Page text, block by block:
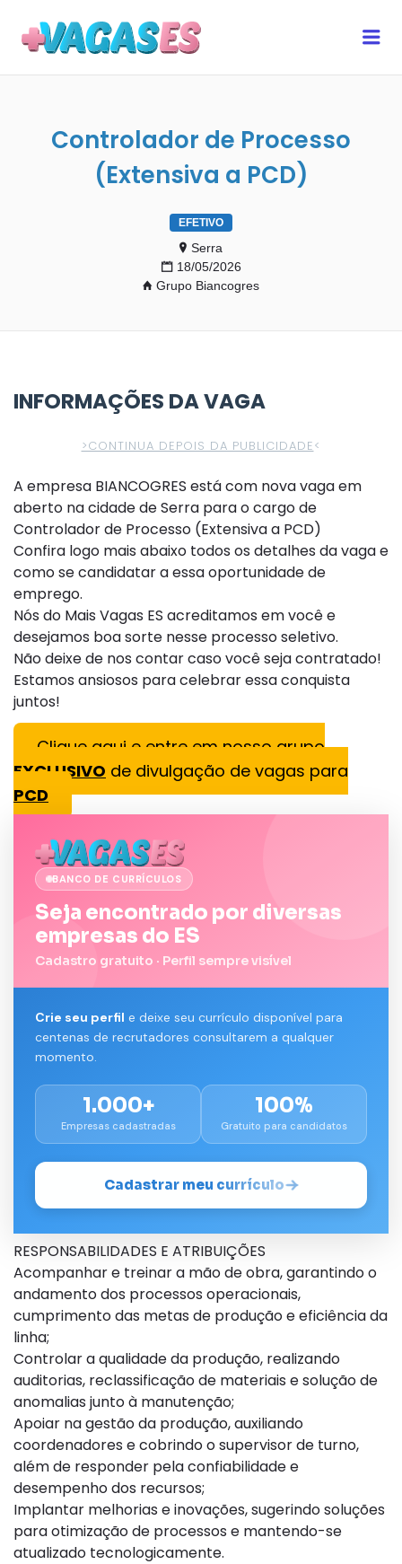
Controlador de Processo
(Extensiva a PCD)
EFETIVO
Serra
18/05/2026
Grupo Biancogres
INFORMAÇÕES DA VAGA
>CONTINUA DEPOIS DA PUBLICIDADE<
A empresa BIANCOGRES está com nova vaga em
aberto na cidade de Serra para o cargo de
Controlador de Processo (Extensiva a PCD)
Confira logo mais abaixo todos os detalhes da vaga e
como se candidatar a essa oportunidade de
emprego.
Nós do Mais Vagas ES acreditamos em você e
desejamos boa sorte nesse processo seletivo.
Não deixe de nos contar caso você seja contratado!
Estamos ansiosos para celebrar essa conquista
juntos!
Clique aqui e entre em nosso grupo
EXCLUSIVO de divulgação de vagas para
PCD
BANCO DE CURRÍCULOS
Seja encontrado por diversas
empresas do ES
Cadastro gratuito · Perfil sempre visível
Crie seu perfil e deixe seu currículo disponível para
centenas de recrutadores consultarem a qualquer
momento.
1.000+
Empresas cadastradas
100%
Gratuito para candidatos
Cadastrar meu currículo
RESPONSABILIDADES E ATRIBUIÇÕES
Acompanhar e treinar a mão de obra, garantindo o
andamento dos processos operacionais,
cumprimento das metas de produção e eficiência da
linha;
Controlar a qualidade da produção, realizando
auditorias, reclassificação de materiais e solução de
anomalias junto à manutenção;
Apoiar na gestão da produção, auxiliando
coordenadores e cobrindo o supervisor de turno,
além de responder pela confiabilidade e
desempenho dos recursos;
Implantar melhorias e inovações, sugerindo soluções
para otimização de processos e mantendo-se
atualizado tecnologicamente.